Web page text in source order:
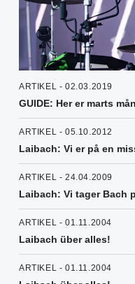
ARTIKEL - 02.03.2019
GUIDE: Her er marts
ARTIKEL - 05.10.2012
Laibach: Vi er på en
ARTIKEL - 24.04.2009
Laibach: Vi tager Bach
ARTIKEL - 01.11.2004
Laibach über alles!
ARTIKEL - 01.11.2004